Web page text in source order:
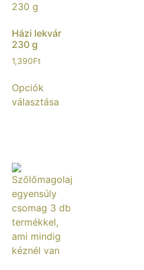
Házi lekvár
230 g
1,390Ft
Opciók
választása